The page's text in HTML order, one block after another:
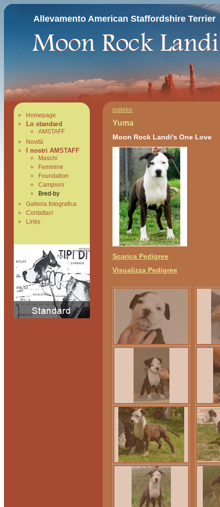
Allevamento American Staffordshire Terrier
Homepage
Lo standard
AMSTAFF
Novità
I nostri AMSTAFF
Maschi
Femmine
Foundation
Campioni
Bred-by
Galleria fotografica
Contattaci
Links
indietro
Yuma
Moon Rock Landi's One Love
Scarica Pedigree
Visualizza Pedigree